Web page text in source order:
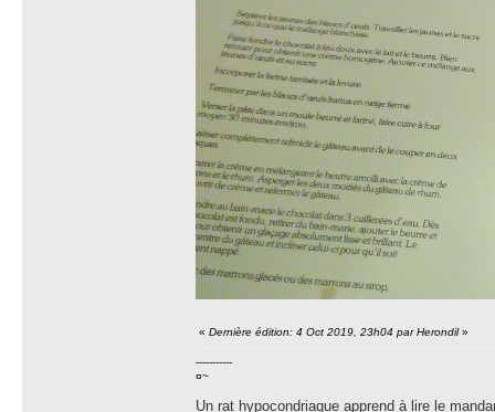
« Dernière édition: 4 Oct 2019, 23h04 par Herondil»
-----------
¤~
Un rat hypocondriaque apprend à lire le